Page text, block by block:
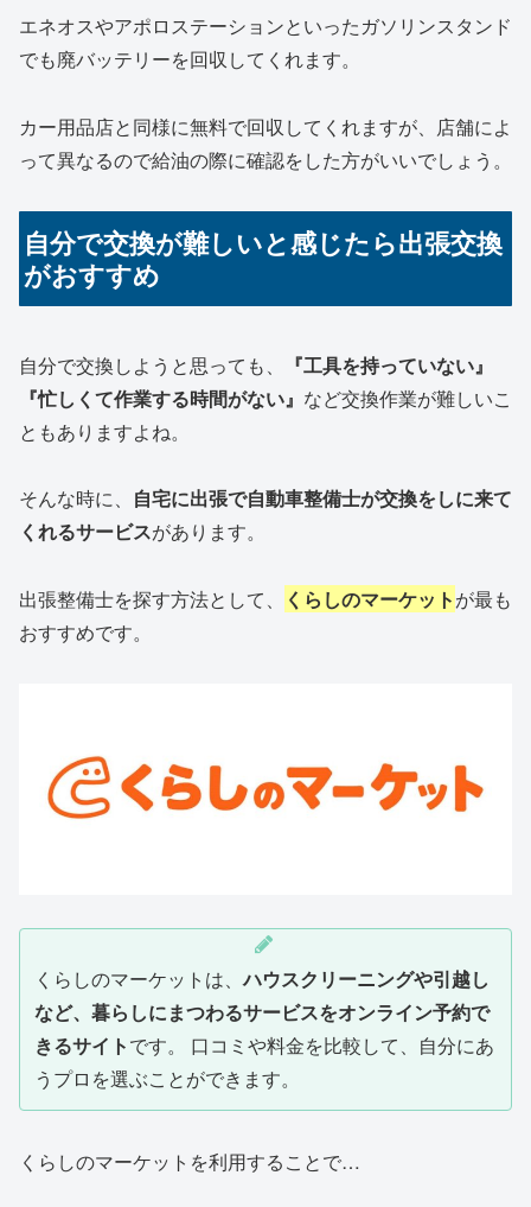
エネオスやアポロステーションといったガソリンスタンド
でも廃バッテリーを回収してくれます。
カー用品店と同様に無料で回収してくれますが、店舗によ
って異なるので給油の際に確認をした方がいいでしょう。
自分で交換が難しいと感じたら出張交換
がおすすめ
自分で交換しようと思っても、
『工具を持っていない』
『忙しくて作業する時間がない』 など交換作業が難しいこ
ともありますよね。
そんな時に、 自宅に出張で自動車整備士が交換をしに来て
くれるサービスがあります。
出張整備士を探す方法として、 くらしのマーケットが最も
おすすめです。
くらしのマーケットは、ハウスクリーニングや引越し
など、暮らしにまつわるサービスをオンライン予約で
きるサイトです。 口コミや料金を比較して、自分にあ
うプロを選ぶことができます。
くらしのマーケットを利用することで…